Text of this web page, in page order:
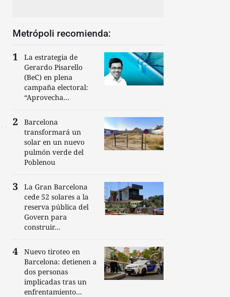
Metrópoli recomienda:
La estrategia de
Gerardo Pisarello
(BeC) en plena
campaña electoral:
“Aprovecha...
Barcelona
transformará un
solar en un nuevo
pulmón verde del
Poblenou
La Gran Barcelona
cede 52 solares a la
reserva pública del
Govern para
construir...
Nuevo tiroteo en
Barcelona: detienen a
dos personas
implicadas tras un
enfrentamiento...